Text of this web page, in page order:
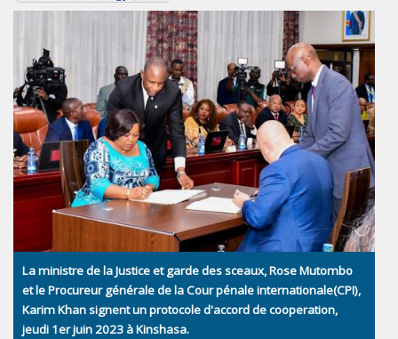
La ministre de la Justice et garde des sceaux, Rose Mutombo
et le Procureur générale de la Cour pénale internationale(CPI),
Karim Khan signent un protocole d'accord de cooperation,
jeudi 1er juin 2023 à Kinshasa.